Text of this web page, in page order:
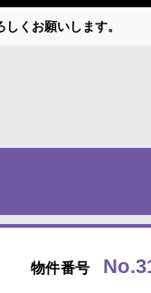
くお願いします。
物件番号